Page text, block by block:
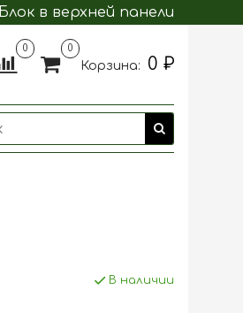
Блок в верхней панели
0 0
Корзина: 0 ₽
В наличии